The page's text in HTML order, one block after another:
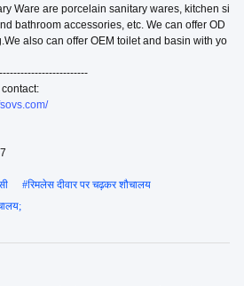
Ware are porcelain sanitary wares, kitchen si
bathroom accessories, etc. We can offer OD
also can offer OEM toilet and basin with yo
#रिमलेस दीवार पर चढ़कर शौचालय